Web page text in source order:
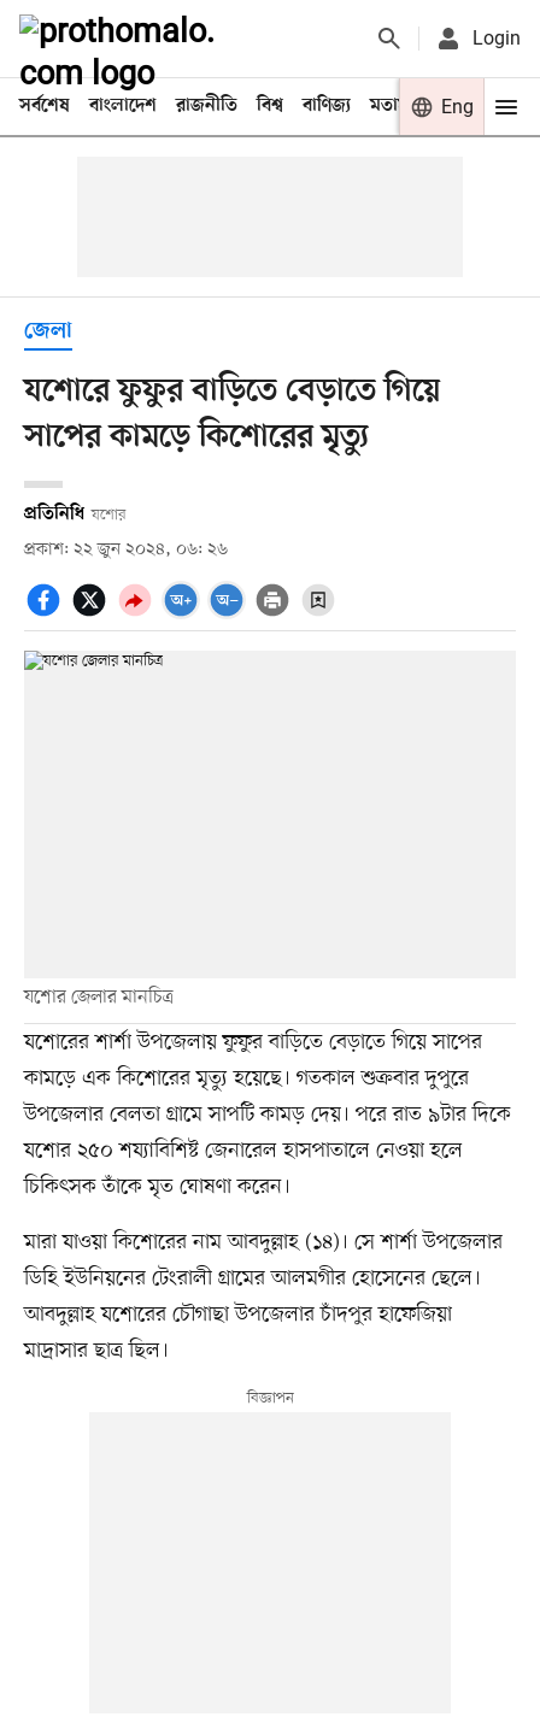
Login
সর্বশেষ বাংলাদেশ রাজনীতি বিশ্ব বাণিজ্য মতামত খেলা
Eng
জেলা
যশোরে ফুফুর বাড়িতে বেড়াতে গিয়ে
সাপের কামড়ে কিশোরের মৃত্যু
প্রতিনিধি যশোর
প্রকাশ: ২২ জুন ২০২৪, ০৬: ২৬
যশোর জেলার মানচিত্র
যশোরের শার্শা উপজেলায় ফুফুর বাড়িতে বেড়াতে গিয়ে সাপের
কামড়ে এক কিশোরের মৃত্যু হয়েছে। গতকাল শুক্রবার দুপুরে
উপজেলার বেলতা গ্রামে সাপটি কামড় দেয়। পরে রাত ৯টার দিকে
যশোর ২৫০ শয্যাবিশিষ্ট জেনারেল হাসপাতালে নেওয়া হলে
চিকিৎসক তাঁকে মৃত ঘোষণা করেন।
মারা যাওয়া কিশোরের নাম আবদুল্লাহ (১৪)। সে শার্শা উপজেলার
ডিহি ইউনিয়নের টেংরালী গ্রামের আলমগীর হোসেনের ছেলে।
আবদুল্লাহ যশোরের চৌগাছা উপজেলার চাঁদপুর হাফেজিয়া
মাদ্রাসার ছাত্র ছিল।